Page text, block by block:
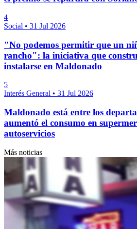
4
Social • 31 Jul 2026
"No podemos permitir que un
rancho": la iniciativa que
instalarse en Maldonado
5
Interés General • 31 Jul 2026
Maldonado está entre los
aumentó el consumo en
autoservicios
Más noticias